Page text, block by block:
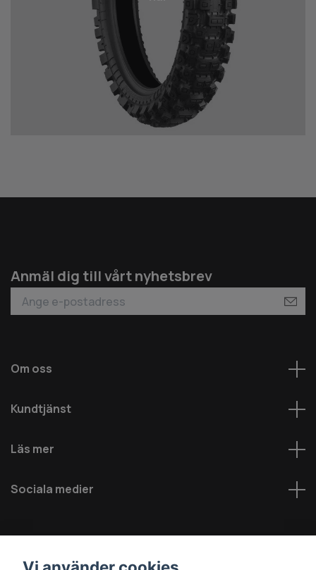
Anmäl dig till vårt nyhetsbrev
Om oss
Kundtjänst
Läs mer
Sociala medier